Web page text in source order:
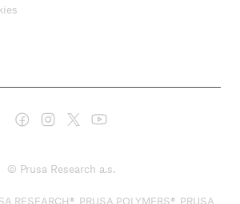
© Prusa Research a.s.
RESEARCH®, PRUSA POLYMERS®, PRUSA